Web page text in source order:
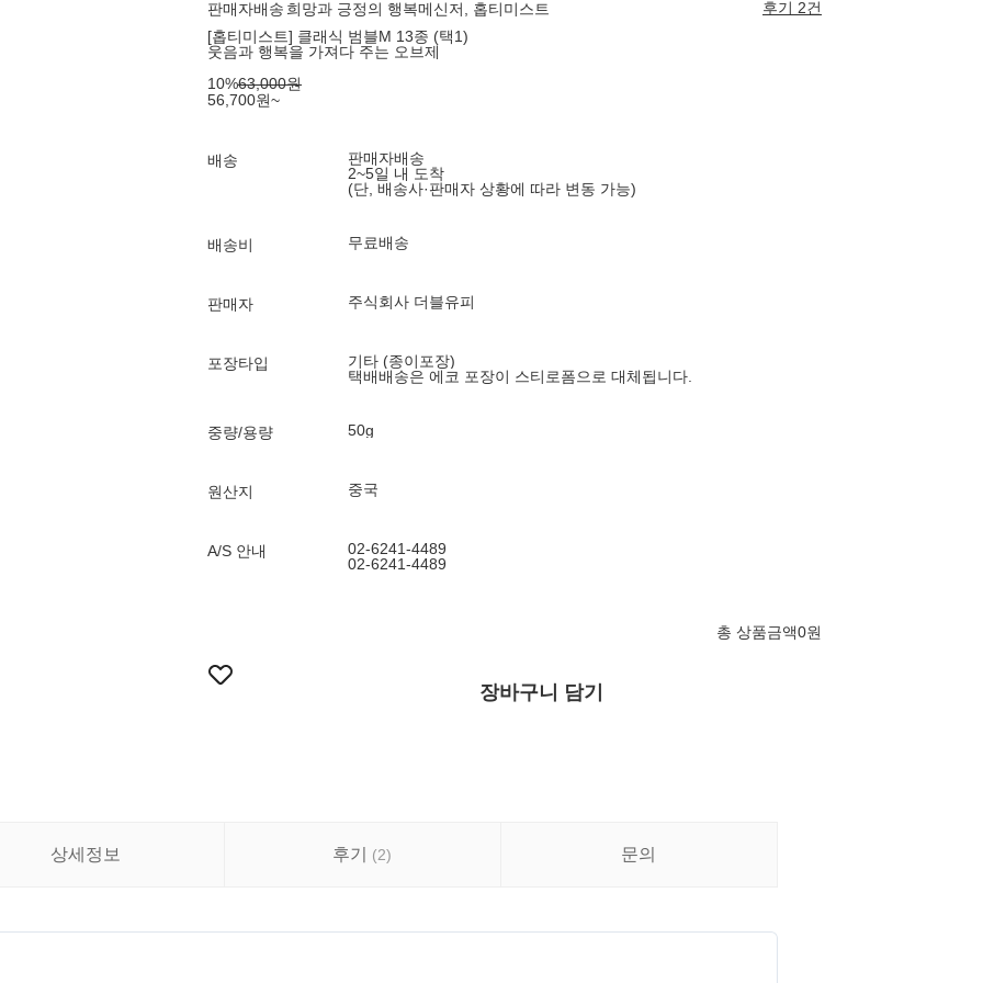
판매자배송 희망과 긍정의 행복메신저, 홉티미스트
후기 2건
[홉티미스트] 클래식 범블M 13종 (택1)
웃음과 행복을 가져다 주는 오브제
10%63,000원
56,700원~
배송
판매자배송
2~5일 내 도착
(단, 배송사·판매자 상황에 따라 변동 가능)
배송비 무료배송
판매자 주식회사 더블유피
포장타입
기타 (종이포장)
택배배송은 에코 포장이 스티로폼으로 대체됩니다.
중량/용량 50g
원산지 중국
A/S 안내
02-6241-4489
02-6241-4489
총 상품금액0원
장바구니 담기
상세정보 후기 (2) 문의